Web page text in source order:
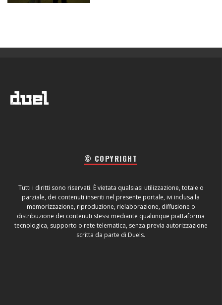
© COPYRIGHT
Tutti i diritti sono riservati. È vietata qualsiasi utilizzazione, totale o
parziale, dei contenuti inseriti nel presente portale, ivi inclusa la
memorizzazione, riproduzione, rielaborazione, diffusione o
distribuzione dei contenuti stessi mediante qualunque piattaforma
tecnologica, supporto o rete telematica, senza previa autorizzazione
scritta da parte di Duels.